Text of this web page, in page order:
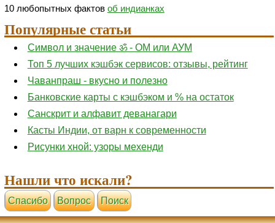
10 любопытных фактов об индианках
Популярные статьи
Символ и значение ॐ - ОМ или АУМ
Топ 5 лучших кэшбэк сервисов: отзывы, рейтинг
Чаванпраш - вкусно и полезно
Банковские карты с кэшбэком и % на остаток
Санскрит и алфавит деванагари
Касты Индии, от варн к современности
Рисунки хной: узоры мехенди
Нашли что искали?
Cпасибо Вопрос Поиск